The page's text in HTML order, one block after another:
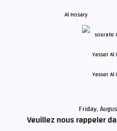
Al Hosary
Yasser Al
Friday,
Veuillez nous rappeler